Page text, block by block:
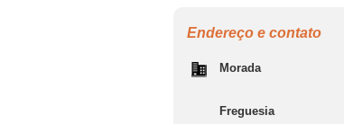
Endereço e contato
Morada
Freguesia